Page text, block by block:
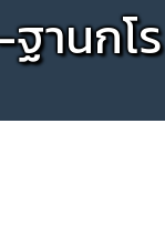
านกโร